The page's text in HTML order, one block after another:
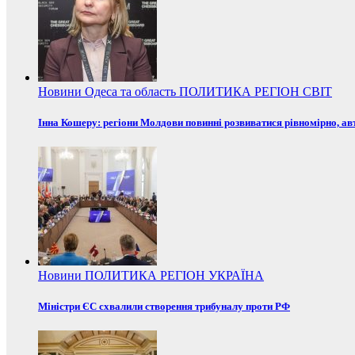
Новини Одеса та область ПОЛИТИКА РЕГІОН СВІТ
Інна Кошеру: регіони Молдови повинні розвиватися рівномірно,
Новини ПОЛИТИКА РЕГІОН УКРАЇНА
Міністри ЄС схвалили створення трибуналу проти РФ